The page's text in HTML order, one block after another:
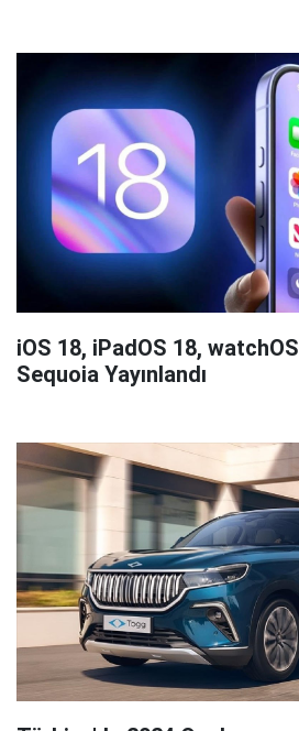
iOS 18, iPadOS 18,
Sequoia Yayınlandı